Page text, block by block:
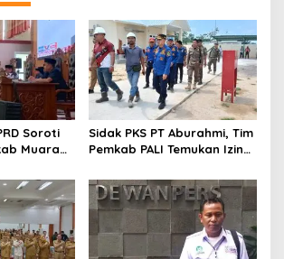
Soroti
Muara
Sidak PKS PT Aburahmi, Tim
Pemkab PALI Temukan Izin